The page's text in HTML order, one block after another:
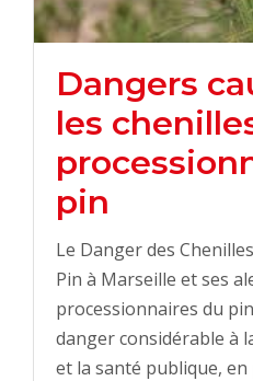
Dangers
les
pin
Le Danger des
Pin à Marseille et ses
processionnaires du
danger considérable à
et la santé publique,